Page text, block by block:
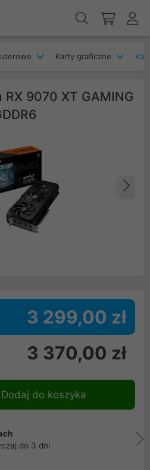
Karty graficzne
9070 XT GAMING
3 299,00 zł
3 370,00 zł
Dodaj do koszyka
do 3 dni